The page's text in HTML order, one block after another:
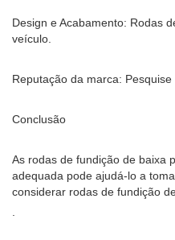
Design e Acabamento: Rodas
veículo.
Reputação da marca:
Conclusão
As rodas de fundição de baixa
adequada pode ajudá-lo a
considerar rodas de fundição